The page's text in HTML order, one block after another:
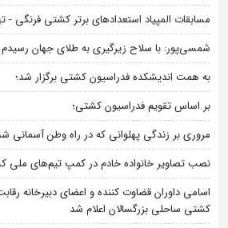
مسابقات المپیاد استعدادهای برتر کشتی فرنگی -
شمسی‌پور: با سلاح زیرگیری به طلای جهان رسیدم
به همت اندیشکده فدراسیون کشتی برگزار شد؛
بر اساس تقویم فدراسیون کشتی؛
مروری بر زندگی پهلوانی که در راه وطن آسمانی
نصب تصاویر خانواده خادم در کمپ تیم‌های ملی
اسامی داوران قضاوت کننده و اعضای دبیرخانه
کشتی ساحلی بزرگسالان اعلام شد